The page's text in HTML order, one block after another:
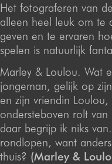
Het fotograferen van
alleen heel leuk om te
geven en te ervaren
spelen is natuurlijk
Marley & Loulou. Wat
jongeman, gelijk op
en zijn vriendin
ondersteboven rolt
daar begrijp ik niks
rondlopen, want
thuis? (Marley &